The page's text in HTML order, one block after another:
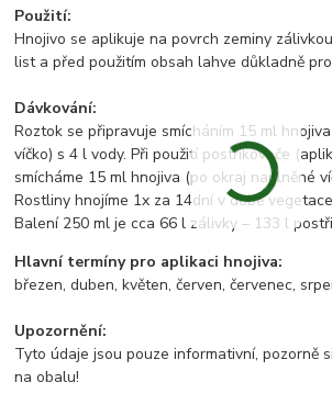
Použití:
Hnojivo se aplikuje na povrch zeminy
list a před použitím obsah lahve důkladně
Dávkování:
Roztok se připravuje smícháním 15 ml
víčko) s 4 l vody. Při použití postřikovače
smícháme 15 ml hnojiva (po okraj naplněné
Rostliny hnojíme 1x za 14dní v době
Balení 250 ml je cca 66 l zálivky – 133 l
Hlavní termíny pro aplikaci hnojiva:
březen, duben, květen, červen, červenec,
Upozornění:
Tyto údaje jsou pouze informativní, pozorně
na obalu!